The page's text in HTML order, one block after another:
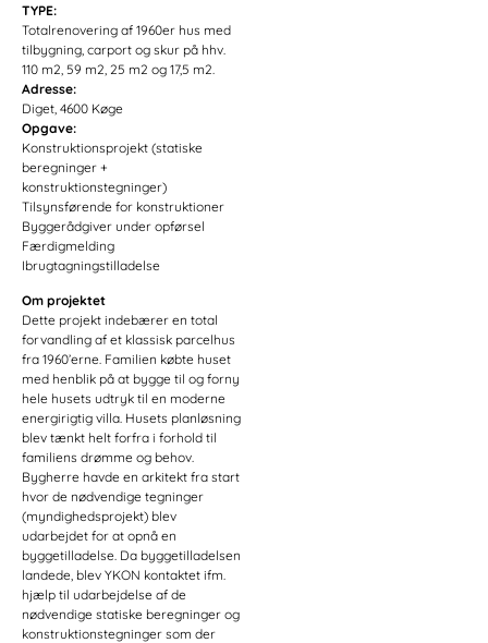
TYPE:
Totalrenovering af 1960er hus med
tilbygning, carport og skur på hhv.
110 m2, 59 m2, 25 m2 og 17,5 m2.
Adresse:
Diget, 4600 Køge
Opgave:
Konstruktionsprojekt (statiske
beregninger +
konstruktionstegninger)
Tilsynsførende for konstruktioner
Byggerådgiver under opførsel
Færdigmelding
Ibrugtagningstilladelse
Om projektet
Dette projekt indebærer en total
forvandling af et klassisk parcelhus
fra 1960’erne. Familien købte huset
med henblik på at bygge til og forny
hele husets udtryk til en moderne
energirigtig villa. Husets planløsning
blev tænkt helt forfra i forhold til
familiens drømme og behov.
Bygherre havde en arkitekt fra start
hvor de nødvendige tegninger
(myndighedsprojekt) blev
udarbejdet for at opnå en
byggetilladelse. Da byggetilladelsen
landede, blev YKON kontaktet ifm.
hjælp til udarbejdelse af de
nødvendige statiske beregninger og
konstruktionstegninger som der